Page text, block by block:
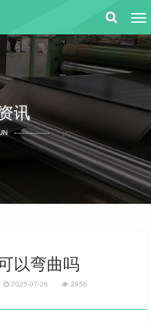
讯
以弯曲吗
2025-07-26 2956